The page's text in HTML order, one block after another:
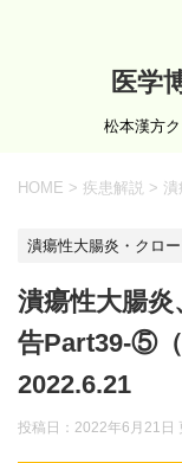
医学
松本漢方
HOME > 疾患解説 >
潰瘍性大腸炎・クロ
潰瘍性大腸
告Part39-⑤
2022.6.21
投稿日：2022年6月21日